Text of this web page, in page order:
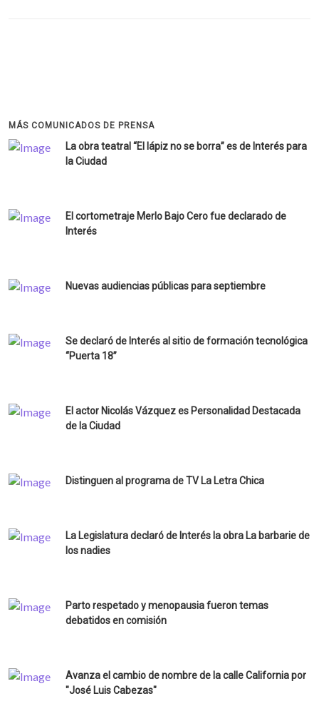
MÁS COMUNICADOS DE PRENSA
La obra teatral “El lápiz no se borra” es de Interés para
la Ciudad
El cortometraje Merlo Bajo Cero fue declarado de
Interés
Nuevas audiencias públicas para septiembre
Se declaró de Interés al sitio de formación tecnológica
“Puerta 18”
El actor Nicolás Vázquez es Personalidad Destacada
de la Ciudad
Distinguen al programa de TV La Letra Chica
La Legislatura declaró de Interés la obra La barbarie de
los nadies
Parto respetado y menopausia fueron temas
debatidos en comisión
Avanza el cambio de nombre de la calle California por
"José Luis Cabezas"